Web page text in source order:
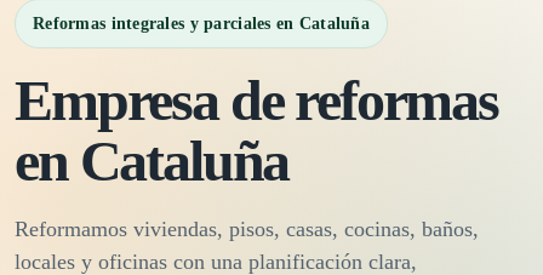
Reformas integrales y parciales en Cataluña
Empresa de reformas
en Cataluña
Reformamos viviendas, pisos, casas, cocinas, baños,
locales y oficinas con una planificación clara,